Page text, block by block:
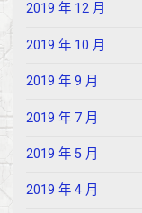
2019 年 12 月
2019 年 10 月
2019 年 9 月
2019 年 7 月
2019 年 5 月
2019 年 4 月